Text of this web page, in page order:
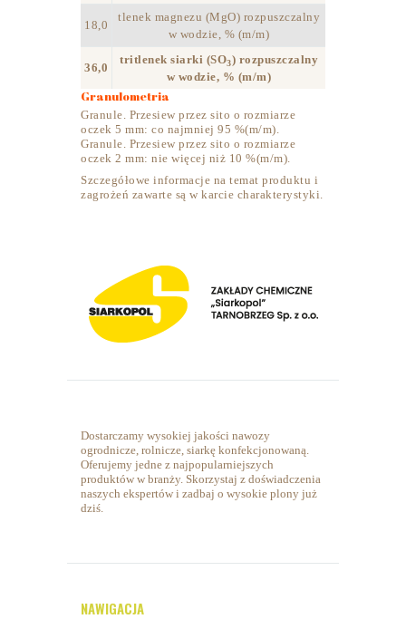
18,0
tlenek magnezu (MgO) rozpuszczalny
w wodzie, % (m/m)
36,0
tritlenek siarki (SO3) rozpuszczalny
w wodzie, % (m/m)
Granulometria
Granule. Przesiew przez sito o rozmiarze
oczek 5 mm: co najmniej 95 %(m/m).
Granule. Przesiew przez sito o rozmiarze
oczek 2 mm: nie więcej niż 10 %(m/m).
Szczegółowe informacje na temat produktu i
zagrożeń zawarte są w karcie charakterystyki.
Dostarczamy wysokiej jakości nawozy
ogrodnicze, rolnicze, siarkę konfekcjonowaną.
Oferujemy jedne z najpopularniejszych
produktów w branży. Skorzystaj z doświadczenia
naszych ekspertów i zadbaj o wysokie plony już
dziś.
NAWIGACJA